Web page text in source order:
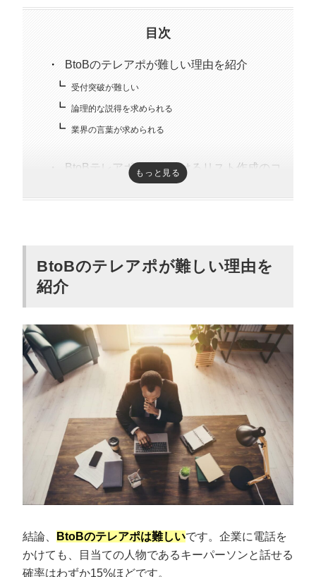
趣味はキックボクシング。アマチュアの戦績は2戦0勝2
目次
BtoBのテレアポが難しい理由を紹介
受付突破が難しい
論理的な説得を求められる
業界の言葉が求められる
BtoBテレアポ営業におけるリスト作成のコ
BtoBテレアポ営業におけるトークスクリプ
顧客の潜在的な課題を理解する
受付突破用のスクリプトを書く
断られた場合の切り返しを用意する
BtoBテレアポ営業における架電時のコツ
結論ファーストを意識する
電話をかける時間帯を工夫する
電話の段階では一部だけ紹介する
ト
①営業であることを伝えない
もっと見る
BtoBのテレアポが難しい理由を
紹介
結論、 BtoBのテレアポは難しいです。企業に電話を
かけても、目当ての人物であるキーパーソンと話せる
確率はわずか15%ほどです。